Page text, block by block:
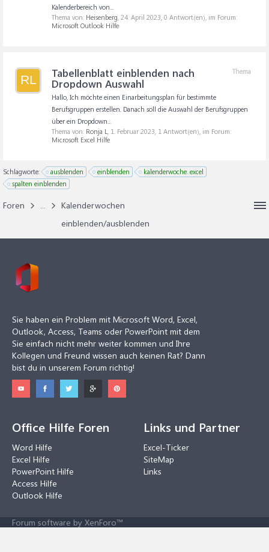
Kalenderbereich von...
Thema von: Heisenberg 24. April 2023 , 0 Antwort(en), im Forum:
Microsoft Outlook Hilfe
RL
Thema
Tabellenblatt einblenden nach
Dropdown Auswahl
Hallo, Ich möchte einen Einarbeitungsplan für bestimmte
Berufsgruppen erstellen. Danach soll die Auswahl der Berufsgruppen
über ein Dropdown...
Thema von: Ronja L 1. Februar 2023 , 1 Antwort(en), im Forum:
Microsoft Excel Hilfe
Schlagworte: ausblenden einblenden
kalenderwoche. excel
spalten einblenden
Foren
Kalenderwochen
einblenden/ausblenden
Sie haben ein Problem mit Microsoft Word, Excel,
Outlook, Access, Teams oder PowerPoint mit dem
Sie einfach nicht mehr weiter kommen und Ihre
Kollegen und Freund wissen auch keinen Rat? Dann
bist du in unserem Forum richtig!
Office Hilfe Foren
Word Hilfe
Excel Hilfe
PowerPoint Hilfe
Access Hilfe
Outlook Hilfe
Links und Partner
Excel-Ticker
SiteMap
Links
Forum software by XenForo™